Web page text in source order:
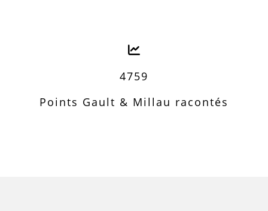
4759
Points Gault & Millau racontés